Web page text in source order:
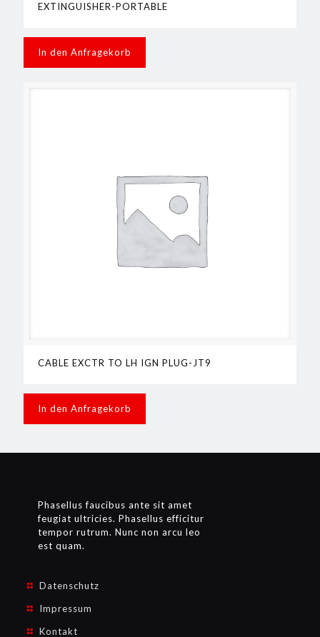
EXTINGUISHER-PORTABLE
In den Anfragekorb
CABLE EXCTR TO LH IGN PLUG-JT9
In den Anfragekorb
Phasellus faucibus ante sit amet
feugiat ultricies. Phasellus efficitur
tempor rutrum. Nunc non arcu leo
est quam.
Datenschutz
Impressum
Kontakt